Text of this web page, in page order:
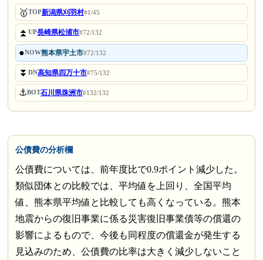
🥇TOP新潟県刈羽村#1/45
⏫UP長崎県松浦市#72/132
●NOW熊本県宇土市#72/132
⏬DN高知県四万十市#75/132
⚓BOT石川県珠洲市#132/132
公債費の分析欄
公債費については、前年度比で0.9ポイント減少した。
類似団体との比較では、平均値を上回り、全国平均
値、熊本県平均値と比較しても高くなっている。熊本
地震からの復旧事業に係る災害復旧事業債等の償還の
影響によるもので、今後も同程度の償還金が発生する
見込みのため、公債費の比率は大きく減少しないこと